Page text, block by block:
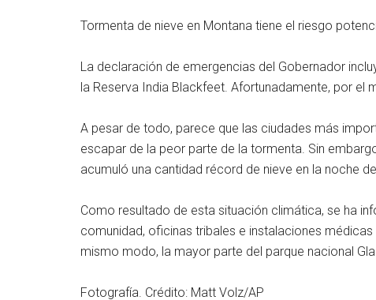
Tormenta de nieve en Montana tiene el riesgo
La declaración de emergencias del Gobernador
la Reserva India Blackfeet. Afortunadamente, por el
A pesar de todo, parece que las ciudades más
escapar de la peor parte de la tormenta. Sin
acumuló una cantidad récord de nieve en la noche
Como resultado de esta situación climática, se ha
comunidad, oficinas tribales e instalaciones
mismo modo, la mayor parte del parque nacional
Fotografía. Crédito: Matt Volz/AP